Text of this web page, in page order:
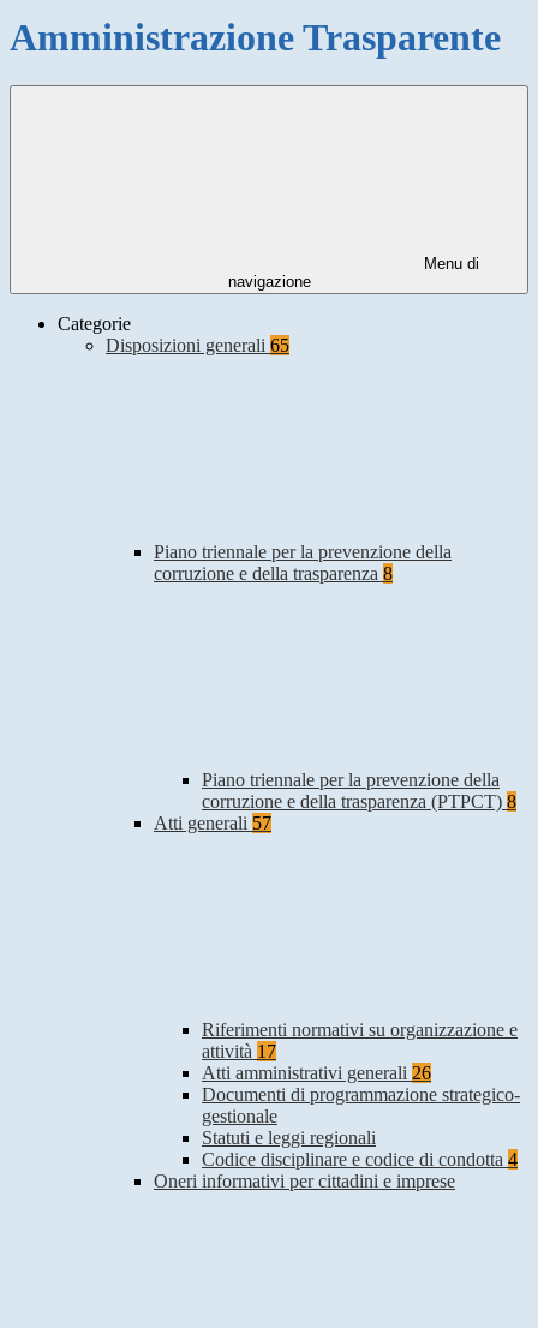
Amministrazione Trasparente
Menu di
navigazione
Categorie
Disposizioni generali 65
Piano triennale per la prevenzione della
corruzione e della trasparenza 8
Piano triennale per la prevenzione della
corruzione e della trasparenza (PTPCT) 8
Atti generali 57
Riferimenti normativi su organizzazione e
attività 17
Atti amministrativi generali 26
Documenti di programmazione strategico-
gestionale
Statuti e leggi regionali
Codice disciplinare e codice di condotta 4
Oneri informativi per cittadini e imprese